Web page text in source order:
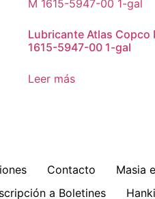
Lubricante Atlas Copco
1615-5947-00 1-gal
Leer más
Contacto Masia
a Boletines